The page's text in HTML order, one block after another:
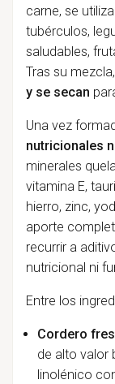
carne, se
tubérculos,
saludables,
Tras su
y se secan
Una vez
nutricionales
minerales
vitamina E,
hierro, zinc,
aporte
recurrir a
nutricional ni
Entre los
Cordero
de alto valor
linolénico